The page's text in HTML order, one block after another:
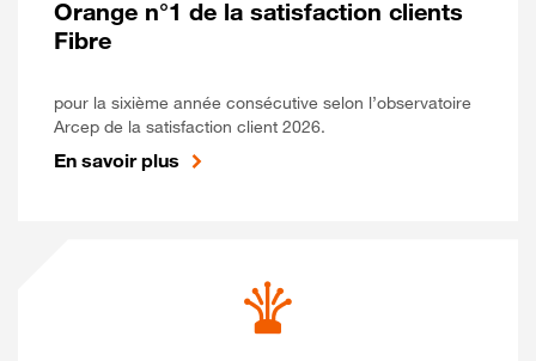
Orange n°1 de la satisfaction clients
Fibre
pour la sixième année consécutive selon l’observatoire
Arcep de la satisfaction client 2026.
En savoir plus